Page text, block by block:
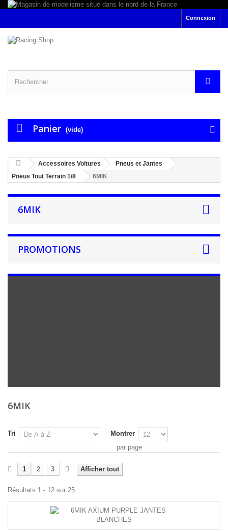
Connexion
Panier (vide)
Accessoires Voitures
Pneus et Jantes
Pneus Tout Terrain 1/8
6MIK
6MIK
PROMOTIONS
6MIK
Tri
Montrer
par page
Afficher tout
1 2 3
Résultats 1 - 12 sur 25.